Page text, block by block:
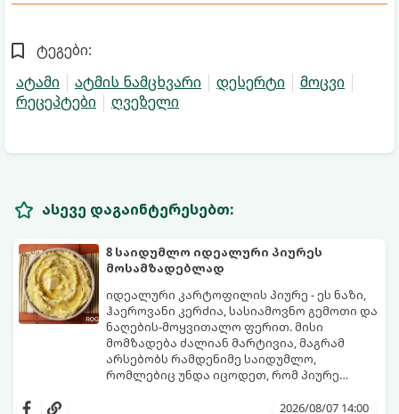
ტეგები:
ატამი
ატმის ნამცხვარი დესერტი
მოცვი
რეცეპტები
ღვეზელი
ასევე დაგაინტერესებთ:
8 საიდუმლო იდეალური პიურეს
მოსამზადებლად
იდეალური კარტოფილის პიურე - ეს ნაზი,
ჰაეროვანი კერძია, სასიამოვნო გემოთი და
ნაღების-მოყვითალო ფერით. მისი
მომზადება ძალიან მარტივია, მაგრამ
არსებობს რამდენიმე საიდუმლო,
რომლებიც უნდა იცოდეთ, რომ პიურე
2026/08/07 14:00